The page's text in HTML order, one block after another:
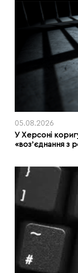
05.08.2026
У Херсоні
«возʼєднання з